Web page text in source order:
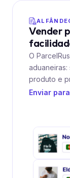
Vender
O
produto e
Enviar